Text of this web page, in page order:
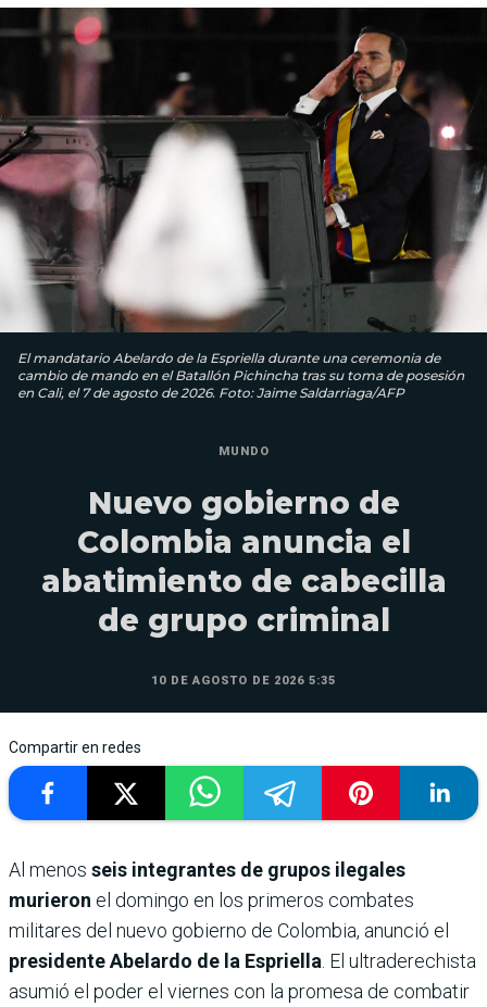
El mandatario Abelardo de la Espriella durante una ceremonia de
cambio de mando en el Batallón Pichincha tras su toma de posesión
en Cali, el 7 de agosto de 2026. Foto: Jaime Saldarriaga/AFP
MUNDO
Nuevo gobierno de
Colombia anuncia el
abatimiento de cabecilla
de grupo criminal
10 DE AGOSTO DE 2026 5:35
Compartir en redes
Al menos seis integrantes de grupos ilegales
murieron el domingo en los primeros combates
militares del nuevo gobierno de Colombia, anunció el
presidente Abelardo de la Espriella . El ultraderechista
asumió el poder el viernes con la promesa de combatir